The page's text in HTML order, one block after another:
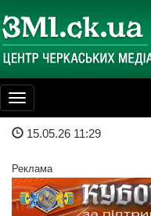
Toggle
navigation
15.05.26 11:29
Реклама